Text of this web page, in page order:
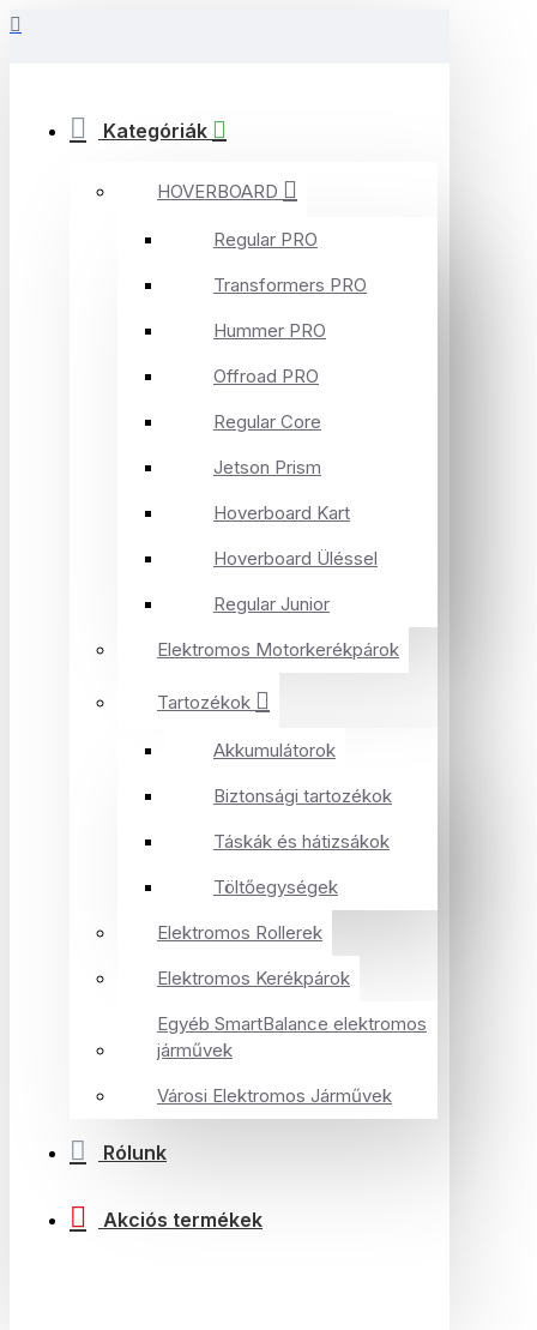
Kategóriák
HOVERBOARD
Regular PRO
Transformers PRO
Hummer PRO
Offroad PRO
Regular Core
Jetson Prism
Hoverboard Kart
Hoverboard Üléssel
Regular Junior
Elektromos Motorkerékpárok
Tartozékok
Akkumulátorok
Biztonsági tartozékok
Táskák és hátizsákok
Töltőegységek
Elektromos Rollerek
Elektromos Kerékpárok
Egyéb SmartBalance elektromos
járművek
Városi Elektromos Járművek
Rólunk
Akciós termékek